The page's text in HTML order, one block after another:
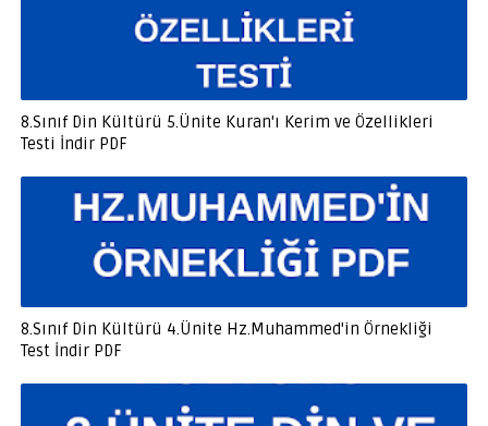
8.Sınıf Din Kültürü 5.Ünite Kuran'ı Kerim ve Özellikleri
Testi İndir PDF
8.Sınıf Din Kültürü 4.Ünite Hz.Muhammed'in Örnekliği
Test İndir PDF